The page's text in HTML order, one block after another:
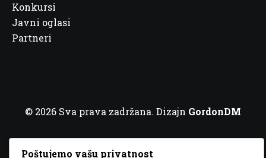
Konkursi
Javni oglasi
Partneri
© 2026 Sva prava zadržana. Dizajn GordonDM
Poštujemo vašu privatnost